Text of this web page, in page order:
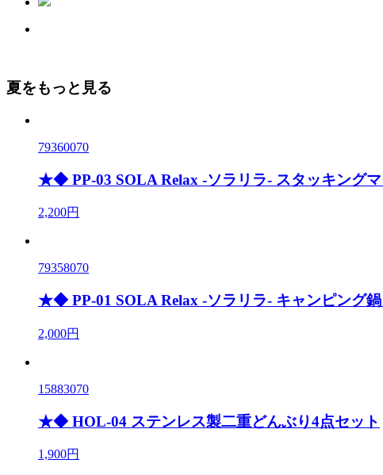
夏をもっと見る
79360070
★◆ PP-03 SOLA Relax -ソラリラ- スタッキングマ
2,200円
79358070
★◆ PP-01 SOLA Relax -ソラリラ- キャンピング鍋
2,000円
15883070
★◆ HOL-04 ステンレス製二重どんぶり4点セット
1,900円